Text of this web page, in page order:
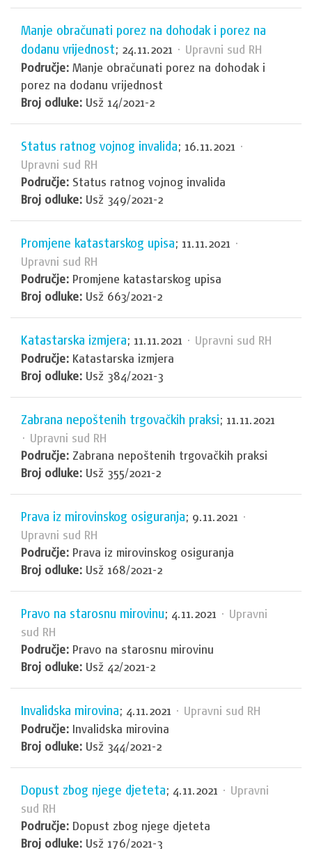
Manje obračunati porez na dohodak i porez na
dodanu vrijednost; 24.11.2021 · Upravni sud RH
Područje: Manje obračunati porez na dohodak i
porez na dodanu vrijednost
Broj odluke: Usž 14/2021-2
Status ratnog vojnog invalida; 16.11.2021 ·
Upravni sud RH
Područje: Status ratnog vojnog invalida
Broj odluke: Usž 349/2021-2
Promjene katastarskog upisa; 11.11.2021 ·
Upravni sud RH
Područje: Promjene katastarskog upisa
Broj odluke: Usž 663/2021-2
Katastarska izmjera; 11.11.2021 · Upravni sud RH
Područje: Katastarska izmjera
Broj odluke: Usž 384/2021-3
Zabrana nepoštenih trgovačkih praksi; 11.11.2021
· Upravni sud RH
Područje: Zabrana nepoštenih trgovačkih praksi
Broj odluke: Usž 355/2021-2
Prava iz mirovinskog osiguranja; 9.11.2021 ·
Upravni sud RH
Područje: Prava iz mirovinskog osiguranja
Broj odluke: Usž 168/2021-2
Pravo na starosnu mirovinu; 4.11.2021 · Upravni
sud RH
Područje: Pravo na starosnu mirovinu
Broj odluke: Usž 42/2021-2
Invalidska mirovina; 4.11.2021 · Upravni sud RH
Područje: Invalidska mirovina
Broj odluke: Usž 344/2021-2
Dopust zbog njege djeteta; 4.11.2021 · Upravni
sud RH
Područje: Dopust zbog njege djeteta
Broj odluke: Usž 176/2021-3